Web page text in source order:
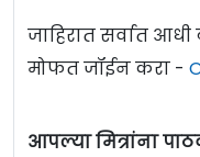
जाहिरात सर्वात
मोफत जॉईन करा -
आपल्या मित्रांना